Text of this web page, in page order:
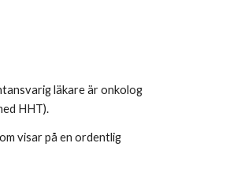
läkare är onkolog
HHT).
visar på en ordentlig